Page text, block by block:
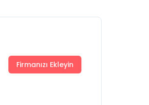
Firmanızı Ekleyin